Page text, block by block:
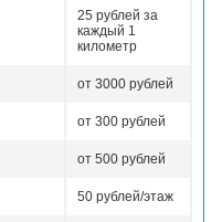
25 рублей за
каждый 1
километр
от 3000 рублей
от 300 рублей
от 500 рублей
50 рублей/этаж